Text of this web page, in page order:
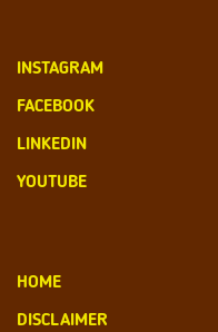
INSTAGRAM
FACEBOOK
LINKEDIN
YOUTUBE
HOME
DISCLAIMER